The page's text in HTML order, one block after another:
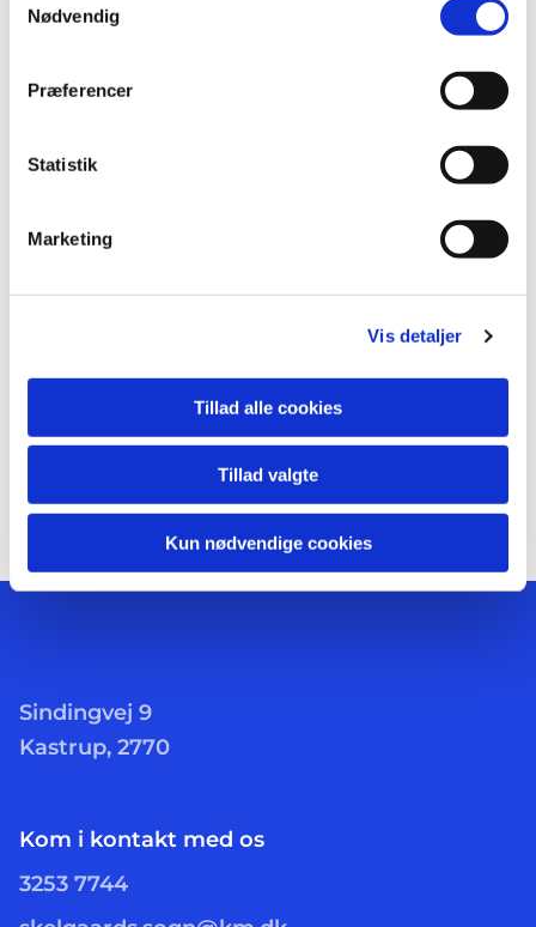
Nødvendig
Præferencer
Statistik
Marketing
Vis detaljer
Tillad alle cookies
Tillad valgte
Kun nødvendige cookies
Sindingvej 9
Kastrup, 2770
Kom i kontakt med os
3253 7744